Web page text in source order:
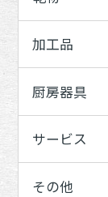
加工品
厨房器具
サービス
その他